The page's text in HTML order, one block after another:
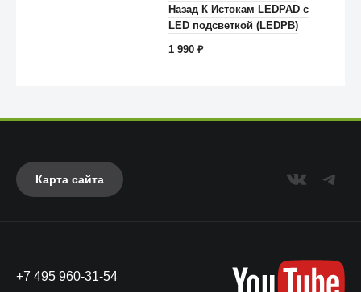
Anker
Назад К Истокам LEDPAD с
LED подсветкой (LEDPB)
1 990₽
Карта сайта
+7 495 960-31-54